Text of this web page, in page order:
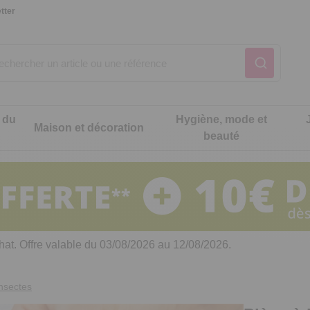
cuisine
de cuisine malins
Notre produit du
Notre produit du
Maison et décoration
Notre produit du
Hygiène, mode et
beauté
intimité
Notre produit du
Notre produit du
Notre produit du
Offre valable du 03/08/2026 au 12/08/2026.